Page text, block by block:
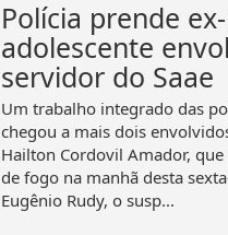
Polícia prende
adolescente
servidor do Saae
Um trabalho integrado das
chegou a mais dois
Hailton Cordovil Amador,
de fogo na manhã desta
Eugênio Rudy, o susp...